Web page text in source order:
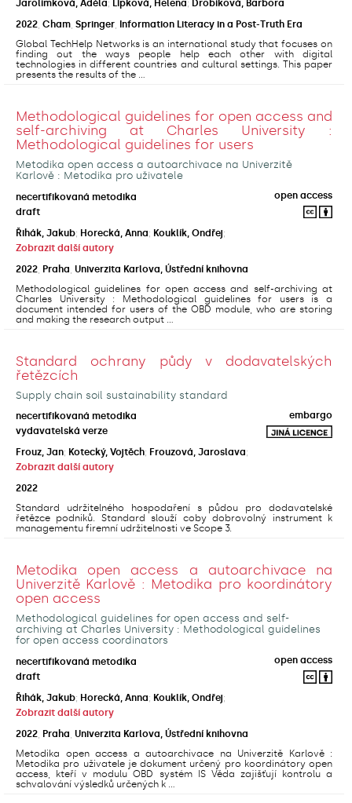
Jarolímková, Adéla; Lipková, Helena; Drobíková, Barbora
2022 Cham Springer Information Literacy in a Post-Truth Era
Global TechHelp Networks is an international study that focuses on
finding out the ways people help each other with digital
technologies in different countries and cultural settings. This paper
presents the results of the ...
Methodological guidelines for open access and
self-archiving at Charles University :
Methodological guidelines for users
Metodika open access a autoarchivace na Univerzitě
Karlově : Metodika pro uživatele
necertifikovaná metodika
open access
draft
Řihák, Jakub; Horecká, Anna; Kouklík, Ondřej;
Zobrazit další autory
2022 Praha Univerzita Karlova, Ústřední knihovna
Methodological guidelines for open access and self-archiving at
Charles University : Methodological guidelines for users is a
document intended for users of the OBD module, who are storing
and making the research output ...
Standard ochrany půdy v dodavatelských
řetězcích
Supply chain soil sustainability standard
necertifikovaná metodika
embargo
vydavatelská verze
Frouz, Jan; Kotecký, Vojtěch; Frouzová, Jaroslava;
Zobrazit další autory
2022
Standard udržitelného hospodaření s půdou pro dodavatelské
řetězce podniků. Standard slouží coby dobrovolný instrument k
managementu firemní udržitelnosti ve Scope 3.
Metodika open access a autoarchivace na
Univerzitě Karlově : Metodika pro koordinátory
open access
Methodological guidelines for open access and self-
archiving at Charles University : Methodological guidelines
for open access coordinators
necertifikovaná metodika
open access
draft
Řihák, Jakub; Horecká, Anna; Kouklík, Ondřej;
Zobrazit další autory
2022 Praha Univerzita Karlova, Ústřední knihovna
Metodika open access a autoarchivace na Univerzitě Karlově :
Metodika pro uživatele je dokument určený pro koordinátory open
access, kteří v modulu OBD systém IS Věda zajišťují kontrolu a
schvalování výsledků určených k ...